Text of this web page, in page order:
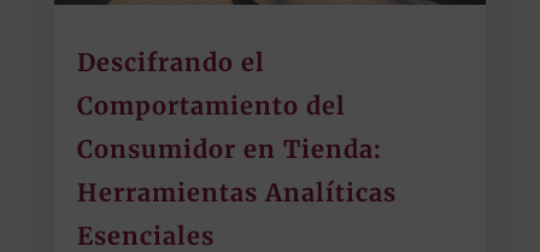
Descifrando el
Comportamiento del
Consumidor en Tienda:
Herramientas Analíticas
Esenciales